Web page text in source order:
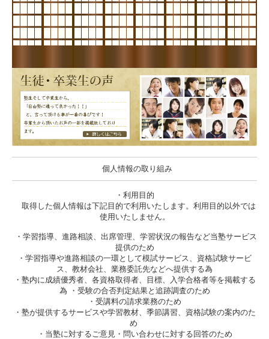
個人情報の取り組み
・利用目的
取得した個人情報は下記目的で利用いたします。利用目的以外では
使用いたしません。
・学習指導、進路相談、出席管理、学習状況の報告など当塾サービス
提供のため
・学習指導や進路相談の一環として模試サービス、資格試験サービ
ス、教材会社、業務委託先などへ提供する為
・塾内に成績優秀者、各資格取得者、目標、入学合格者等を掲載する
為 ・受験の合否判定結果と追跡調査のため
・受講料の請求業務のため
・塾が提供するサービスや学習教材、季節講習、資格試験の案内のた
め
・当塾に対するご意見・問い合わせに対する回答のため